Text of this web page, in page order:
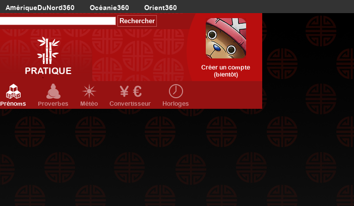
AmériqueDuNord360 Océanie360 Orient360
PRATIQUE
Créer un compte
(bientôt)
Prénoms Proverbes Météo Convertisseur Horloges